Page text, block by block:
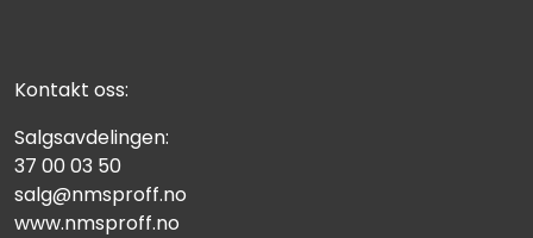
Kontakt oss:
Salgsavdelingen:
37 00 03 50
salg@nmsproff.no
www.nmsproff.no